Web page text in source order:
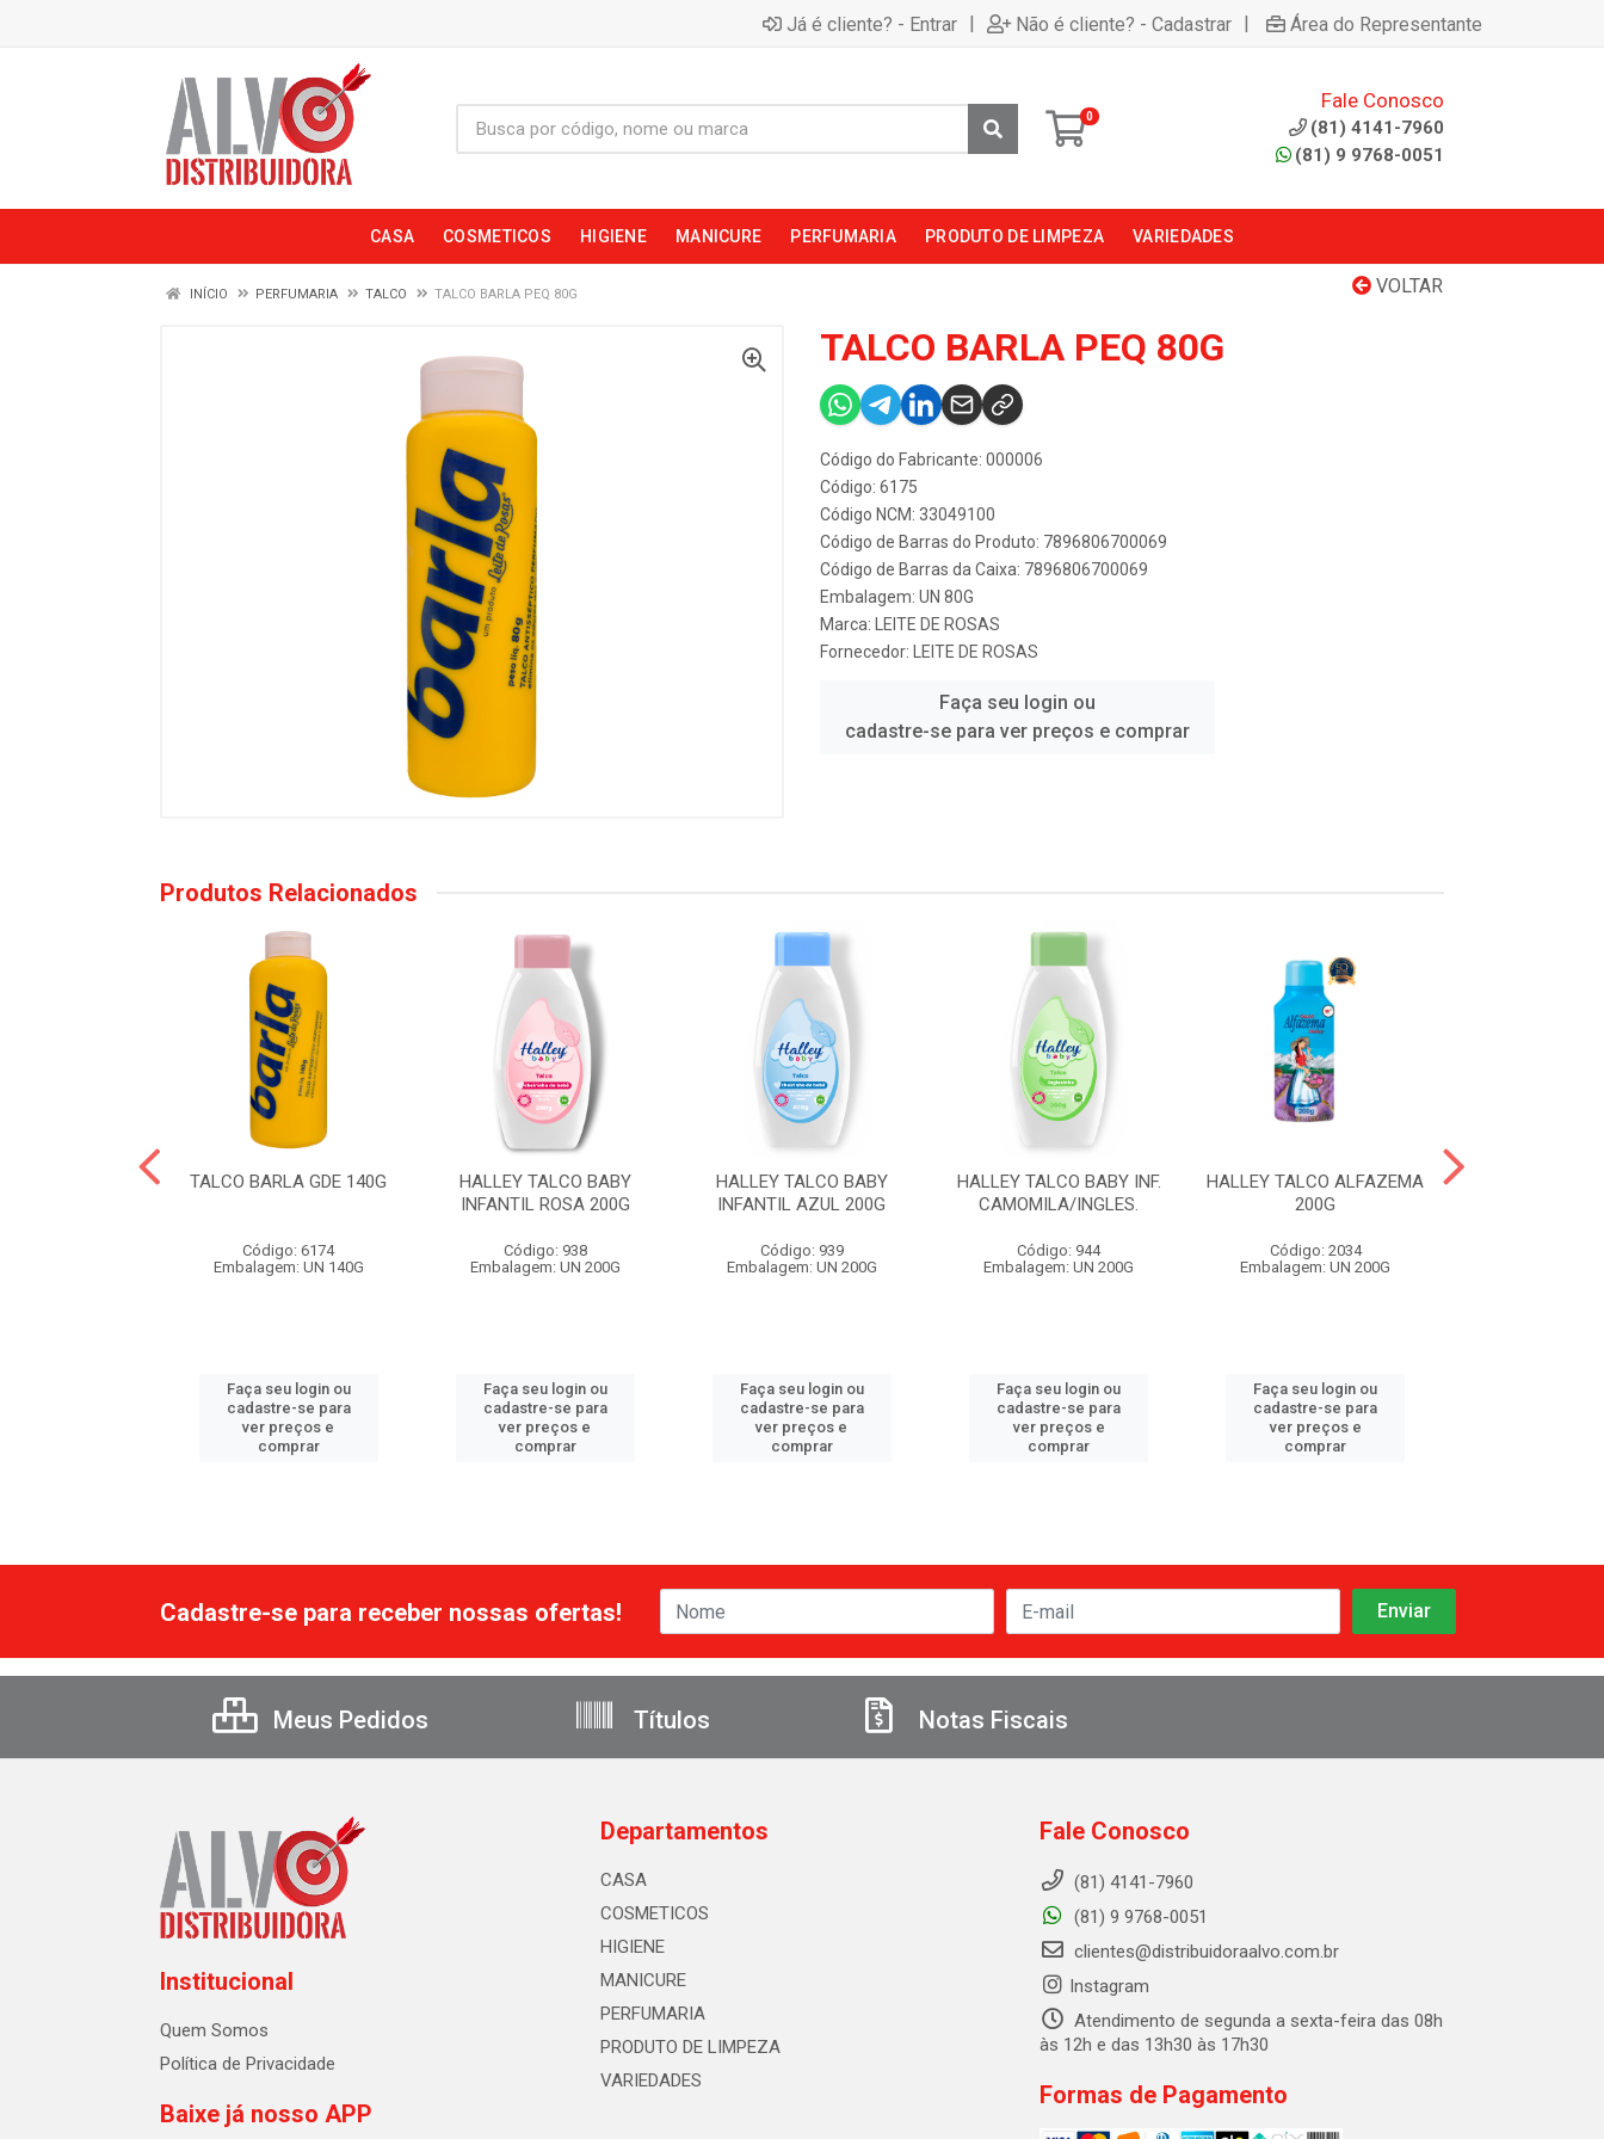
Já é cliente? - Entrar | Não é cliente? - Cadastrar | Área do Representante
0
Fale Conosco
(81) 4141-7960
(81) 9 9768-0051
CASA COSMETICOS HIGIENE MANICURE PERFUMARIA PRODUTO DE LIMPEZA VARIEDADES
VOLTAR
INÍCIO PERFUMARIA TALCO TALCO BARLA PEQ 80G
TALCO BARLA PEQ 80G
Código do Fabricante: 000006
Código: 6175
Código NCM: 33049100
Código de Barras do Produto: 7896806700069
Código de Barras da Caixa: 7896806700069
Embalagem: UN 80G
Marca:
LEITE DE ROSAS
Fornecedor:
LEITE DE ROSAS
Faça seu login ou
cadastre-se para ver preços e comprar
Produtos Relacionados
TALCO BARLA GDE 140G
Código: 6174
Embalagem: UN 140G
Faça seu login ou
cadastre-se para
ver preços e
comprar
HALLEY TALCO BABY
INFANTIL ROSA 200G
Código: 938
Embalagem: UN 200G
Faça seu login ou
cadastre-se para
ver preços e
comprar
HALLEY TALCO BABY
INFANTIL AZUL 200G
Código: 939
Embalagem: UN 200G
Faça seu login ou
cadastre-se para
ver preços e
comprar
HALLEY TALCO BABY INF.
CAMOMILA/INGLES.
Código: 944
Embalagem: UN 200G
Faça seu login ou
cadastre-se para
ver preços e
comprar
HALLEY TALCO ALFAZEMA
200G
Código: 2034
Embalagem: UN 200G
Faça seu login ou
cadastre-se para
ver preços e
comprar
Cadastre-se para receber nossas ofertas!
Meus Pedidos Títulos Notas Fiscais
Institucional
Quem Somos
Política de Privacidade
Baixe já nosso APP
Departamentos
CASA
COSMETICOS
HIGIENE
MANICURE
PERFUMARIA
PRODUTO DE LIMPEZA
VARIEDADES
Fale Conosco
(81) 4141-7960
(81) 9 9768-0051
clientes@distribuidoraalvo.com.br
Instagram
Atendimento de segunda a sexta-feira das 08h
às 12h e das 13h30 às 17h30
Formas de Pagamento